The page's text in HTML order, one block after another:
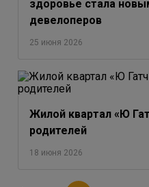
здоровье стала
девелоперов
25 июня 2026
Жилой квартал «Ю
родителей
18 июня 2026